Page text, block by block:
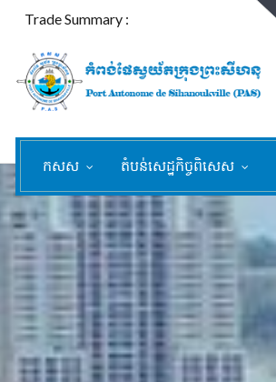
Trade Summary :
កសស តំបន់សេដ្ឋកិច្ចពិសេស